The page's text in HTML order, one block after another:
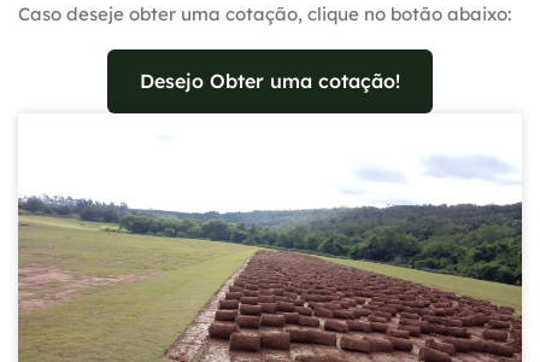
Caso deseje obter uma cotação, clique no botão abaixo:
Desejo Obter uma cotação!